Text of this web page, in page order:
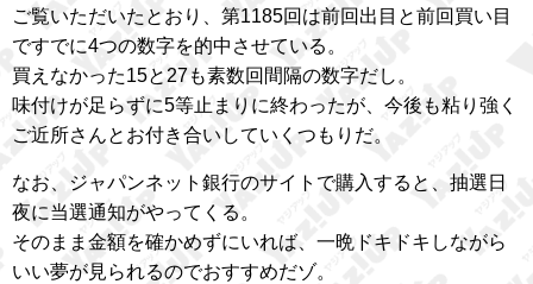
ご覧いただいたとおり、第1185回は前回出目と前回買い目
ですでに4つの数字を的中させている。
買えなかった15と27も素数回間隔の数字だし。
味付けが足らずに5等止まりに終わったが、今後も粘り強く
ご近所さんとお付き合いしていくつもりだ。
なお、ジャパンネット銀行のサイトで購入すると、抽選日
夜に当選通知がやってくる。
そのまま金額を確かめずにいれば、一晩ドキドキしながら
いい夢が見られるのでおすすめだゾ。